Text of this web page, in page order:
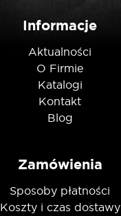
Informacje
Aktualności
O Firmie
Katalogi
Kontakt
Blog
Zamówienia
Sposoby płatności
Koszty i czas dostawy